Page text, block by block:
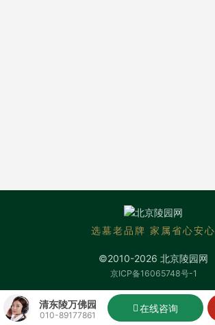
清东陵万佛园
010-89177861
在线咨询
选墓老品牌 家属省心安心
©2010-2026 北京陵园网
京ICP备16065748号-1